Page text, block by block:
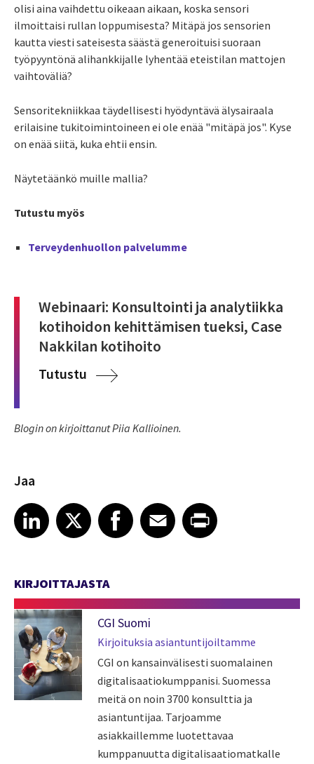
olisi aina vaihdettu oikeaan aikaan, koska sensori
ilmoittaisi rullan loppumisesta? Mitäpä jos sensorien
kautta viesti sateisesta säästä generoituisi suoraan
työpyyntönä alihankkijalle lyhentää eteistilan mattojen
vaihtoväliä?
Sensoritekniikkaa täydellisesti hyödyntävä älysairaala
erilaisine tukitoimintoineen ei ole enää "mitäpä jos". Kyse
on enää siitä, kuka ehtii ensin.
Näytetäänkö muille mallia?
Tutustu myös
Terveydenhuollon palvelumme
Webinaari: Konsultointi ja analytiikka
kotihoidon kehittämisen tueksi, Case
Nakkilan kotihoito
Tutustu
Blogin on kirjoittanut Piia Kallioinen.
Jaa
Share article on LinkedIn
LinkedIn
Share article on XShare article on Facebook
Facebook
Share article on Email
EmailShare article on Print
KIRJOITTAJASTA
CGI Suomi
Kirjoituksia asiantuntijoiltamme
CGI on kansainvälisesti suomalainen
digitalisaatiokumppanisi. Suomessa
meitä on noin 3700 konsulttia ja
asiantuntijaa. Tarjoamme
asiakkaillemme luotettavaa
kumppanuutta digitalisaatiomatkalle